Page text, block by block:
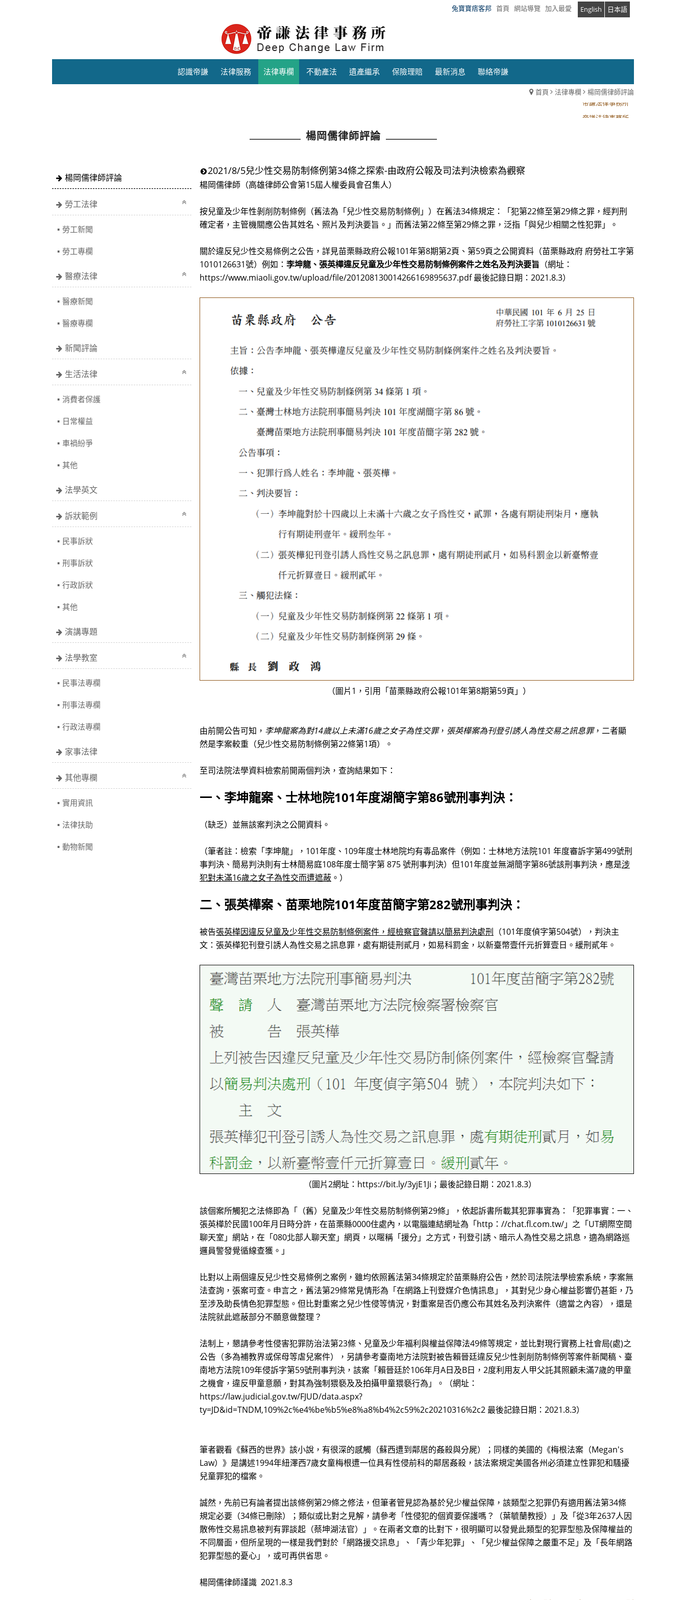
兔寶寶痞客邦 首頁 網站導覽 加入最愛 English 日本語
認識帝謙 法律服務 法律專欄 不動產法 遺產繼承 保險理賠 最新消息 聯絡帝謙
首頁 法律專欄
楊岡儒律師評論
楊岡儒律師評論
楊岡儒律師評論
勞工法律
勞工新聞
勞工專欄
醫療法律
醫療新聞
醫療專欄
新聞評論
生活法律
消費者保護
日常權益
車禍紛爭
其他
法學英文
訴狀範例
民事訴狀
刑事訴狀
行政訴狀
其他
演講專題
法學教室
民事法專欄
刑事法專欄
行政法專欄
家事法律
其他專欄
實用資訊
法律扶助
動物新聞
2021/8/5​兒少性交易防制條例第34條之探索-由政府公報及司法判決檢索為觀察
楊岡儒律師（高雄律師公會第15屆人權委員會召集人）
按兒童及少年性剝削防制條例（舊法為「兒少性交易防制條例」）在舊法34條規定：「犯第22條至第29條之罪，經判刑
確定者，主管機關應公告其姓名、照片及判決要旨。」而舊法第22條至第29條之罪，泛指「與兒少相關之性犯罪」。
關於違反兒少性交易條例之公告，詳見苗栗縣政府公報101年第8期第2頁、第59頁之公開資料（苗栗縣政府 府勞社工字第
1010126631號）例如：李坤龍、張英樺違反兒童及少年性交易防制條例案件之姓名及判決要旨 （網址：
https://www.miaoli.gov.tw/upload/file/201208130014266169895637.pdf 最後記錄日期：2021.8.3）
（圖片1，引用「苗栗縣政府公報101年第8期第59頁」）
由前開公告可知， 李坤龍案為對14歲以上未滿16歲之女子為性交罪， 張英樺案為刊登引誘人為性交易之訊息罪，二者顯
然是李案較重（兒少性交易防制條例第22條第1項）。
至司法院法學資料檢索前開兩個判決，查詢結果如下：
一、李坤龍案、士林地院101年度湖簡字第86號刑事判決：
（缺乏）並無該案判決之公開資料。
（筆者註：檢索「李坤龍」，101年度、109年度士林地院均有毒品案件（例如：士林地方法院101 年度審訴字第499號刑
事判決、簡易判決則有士林簡易庭108年度士簡字第 875 號刑事判決）但101年度並無湖簡字第86號該刑事判決，應是涉
犯對未滿16歲之女子為性交而遭遮蔽 。）
二、張英樺案、苗栗地院101年度苗簡字第282號刑事判決：
被告張英樺因違反兒童及少年性交易防制條例案件，經檢察官聲請以簡易判決處刑 （101年度偵字第504號），判決主
文：張英樺犯刊登引誘人為性交易之訊息罪，處有期徒刑貳月，如易科罰金，以新臺幣壹仟元折算壹日。緩刑貳年。
（圖片2網址：https://bit.ly/3yjE1Ji；最後記錄日期：2021.8.3）
該個案所觸犯之法條即為「（舊）兒童及少年性交易防制條例第29條」，依起訴書所載其犯罪事實為：「犯罪事實：一、
張英樺於民國100年月日時分許，在苗栗縣0000住處內，以電腦連結網址為「http：//chat.fl.com.tw/」之「UT網際空間
聊天室」網站，在「080北部人聊天室」網頁，以暱稱「援分」之方式，刊登引誘、暗示人為性交易之訊息，適為網路巡
邏員警發覺循線查獲。」
比對以上兩個違反兒少性交易條例之案例，雖均依照舊法第34條規定於苗栗縣府公告，然於司法院法學檢索系統，李案無
法查詢，張案可查。申言之，舊法第29條常見情形為「在網路上刊登媒介色情訊息」，其對兒少身心權益影響仍甚鉅，乃
至涉及助長情色犯罪型態。但比對重案之兒少性侵等情況，對重案是否仍應公布其姓名及判決案件（適當之內容），還是
法院就此遮蔽部分不願意做整理？
法制上，懇請參考性侵害犯罪防治法第23條、兒童及少年福利與權益保障法49條等規定，並比對現行實務上社會局(處)之
公告（多為補教界或保母等虐兒案件），另請參考臺南地方法院對被告賴晉廷違反兒少性剝削防制條例等案件新聞稿、臺
南地方法院109年侵訴字第59號刑事判決，該案「賴晉廷於106年月A日及B日，2度利用友人甲父託其照顧未滿7歲的甲童
之機會，違反甲童意願，對其為強制猥褻及及拍攝甲童猥褻行為」。（網址：
https://law.judicial.gov.tw/FJUD/data.aspx?
ty=JD&id=TNDM,109%2c%e4%be%b5%e8%a8%b4%2c59%2c20210316%2c2 最後記錄日期：2021.8.3）
筆者觀看《蘇西的世界》該小說，有很深的感觸（蘇西遭到鄰居的姦殺與分屍）；同樣的美國的《梅根法案（Megan's
Law）》是講述1994年紐澤西7歲女童梅根遭一位具有性侵前科的鄰居姦殺，該法案規定美國各州必須建立性罪犯和騷擾
兒童罪犯的檔案。
誠然，先前已有論者提出該條例第29條之修法，但筆者管見認為基於兒少權益保障，該類型之犯罪仍有適用舊法第34條
規定必要（34條已刪除）；類似或比對之見解，請參考「性侵犯的個資要保護嗎？（葉毓蘭教授）」及「從3年2637人因
散佈性交易訊息被判有罪談起（蔡坤湖法官）」。在兩者文章的比對下，很明顯可以發覺此類型的犯罪型態及保障權益的
不同層面，但所呈現的一樣是我們對於「網路援交訊息」、「青少年犯罪」、「兒少權益保障之嚴重不足」及「長年網路
犯罪型態的憂心」，或可再供省思。
楊岡儒律師謹識 2021.8.3